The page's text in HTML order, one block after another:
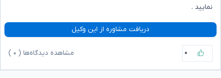
نمایید .
دریافت مشاوره از این وکیل
۰ مشاهده دیدگاه‌ها ( ۰